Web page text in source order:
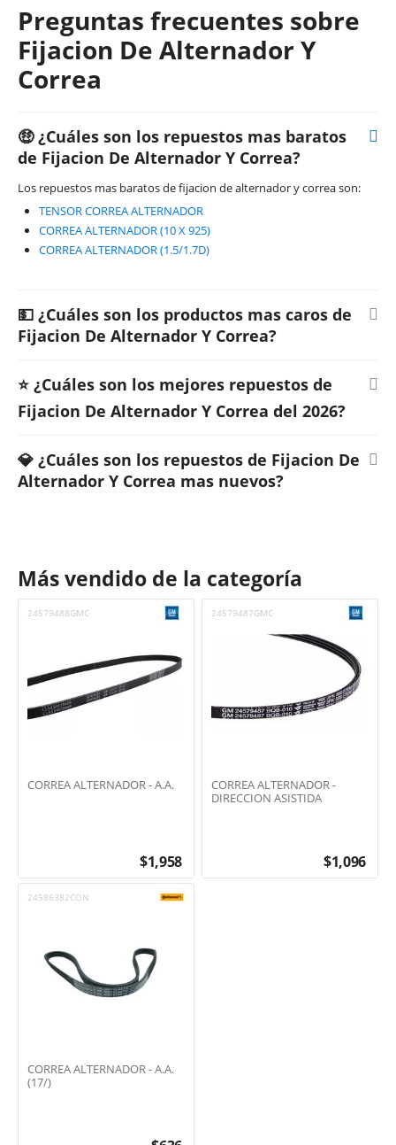
Preguntas frecuentes sobre
Fijacion De Alternador Y
Correa
🤑 ¿Cuáles son los repuestos mas baratos
de Fijacion De Alternador Y Correa?
Los repuestos mas baratos de fijacion de alternador y correa son:
TENSOR CORREA ALTERNADOR
CORREA ALTERNADOR (10 X 925)
CORREA ALTERNADOR (1.5/1.7D)
💵 ¿Cuáles son los productos mas caros de
Fijacion De Alternador Y Correa?
⭐ ¿Cuáles son los mejores repuestos de
Fijacion De Alternador Y Correa del 2026?
💎 ¿Cuáles son los repuestos de Fijacion De
Alternador Y Correa mas nuevos?
Más vendido de la categoría
24579488GMC
CORREA ALTERNADOR - A.A.
$1,958
24579487GMC
CORREA ALTERNADOR -
DIRECCION ASISTIDA
$1,096
24586382CON
CORREA ALTERNADOR - A.A.
(17/)